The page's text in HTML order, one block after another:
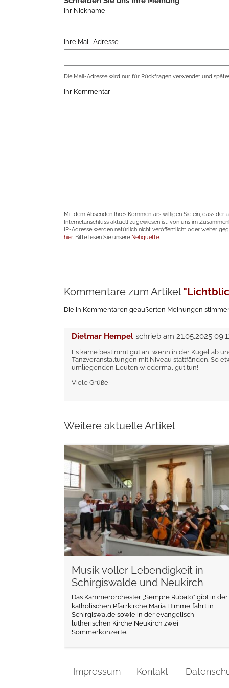
Ihr Nickname
Ihre Mail-Adresse
Die Mail-Adresse wird nur für Rückfragen verwendet und
Ihr Kommentar
Mit dem Absenden Ihres Kommentars willigen Sie ein, dass
Internetanschluss aktuell zugewiesen ist, von uns im
IP-Adresse werden natürlich nicht veröffentlicht oder weiter
hier. Bitte lesen Sie unsere Netiquette.
Kommentare zum Artikel
Die in Kommentaren geäußerten Meinungen
Dietmar Hempel schrieb am21.05.2025
Es käme bestimmt gut an, wenn in der Kugel ab
Tanzveranstaltungen mit Niveau stattfänden. So
umliegenden Leuten wiedermal gut tun!
Viele Grüße
Weitere aktuelle Artikel
Musik voller Lebendigkeit in
Schirgiswalde und Neukirch
Das Kammerorchester „Sempre Rubato“ gibt in der
katholischen Pfarrkirche Mariä Himmelfahrt in
Schirgiswalde sowie in der evangelisch-
lutherischen Kirche Neukirch zwei
Sommerkonzerte.
weiterlesen
Impressum Kontakt